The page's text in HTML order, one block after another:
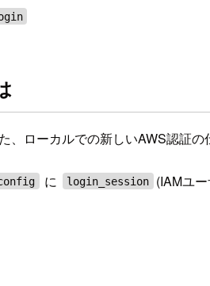
、ローカルでの新しいAWS認証
に login_session (IAMユ